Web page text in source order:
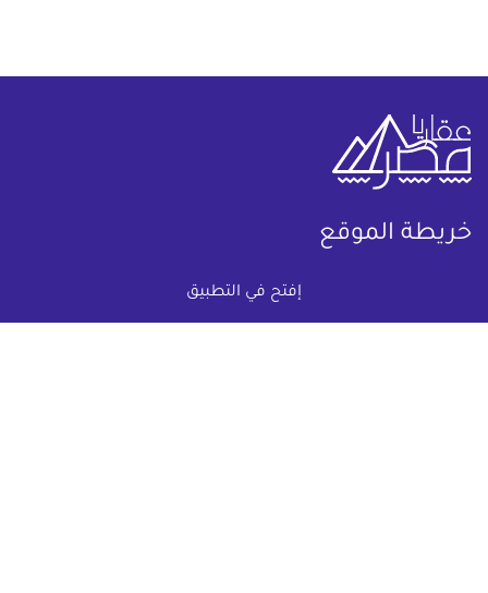
إفتح في التطبيق
خريطة الموقع
أضف عقارك مجانا